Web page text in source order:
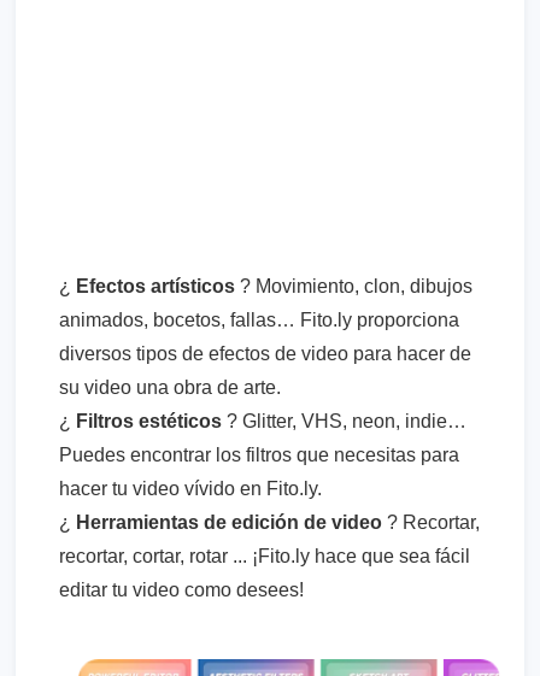
¿ Efectos artísticos ? Movimiento, clon, dibujos
animados, bocetos, fallas… Fito.ly proporciona
diversos tipos de efectos de video para hacer de
su video una obra de arte.
¿
Filtros estéticos ? Glitter, VHS, neon, indie…
Puedes encontrar los filtros que necesitas para
hacer tu video vívido en Fito.ly.
¿
Herramientas de edición de video ? Recortar,
recortar, cortar, rotar ... ¡Fito.ly hace que sea fácil
editar tu video como desees!